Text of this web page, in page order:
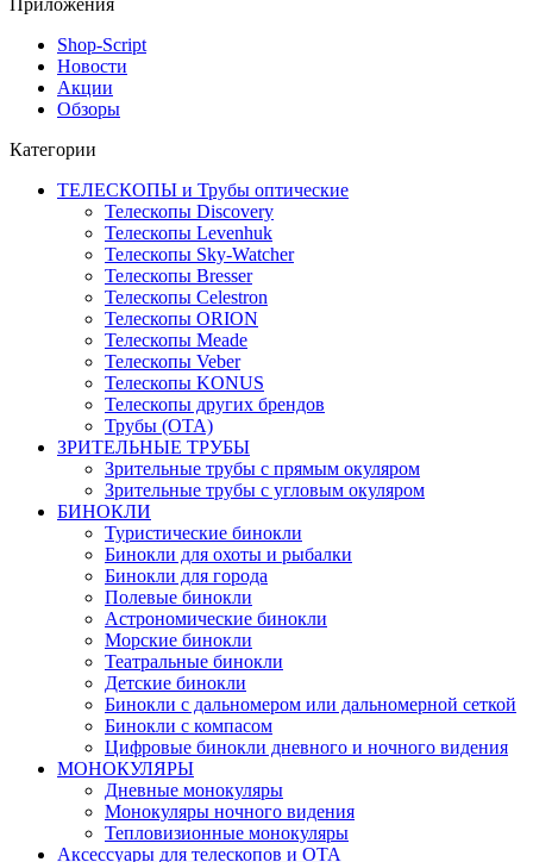
Приложения
Shop-Script
Новости
Акции
Обзоры
Категории
ТЕЛЕСКОПЫ и Трубы оптические
Телескопы Discovery
Телескопы Levenhuk
Телескопы Sky-Watcher
Телескопы Bresser
Телескопы Celestron
Телескопы ORION
Телескопы Meade
Телескопы Veber
Телескопы KONUS
Телескопы других брендов
Трубы (ОТА)
ЗРИТЕЛЬНЫЕ ТРУБЫ
Зрительные трубы с прямым окуляром
Зрительные трубы с угловым окуляром
БИНОКЛИ
Туристические бинокли
Бинокли для охоты и рыбалки
Бинокли для города
Полевые бинокли
Астрономические бинокли
Морские бинокли
Театральные бинокли
Детские бинокли
Бинокли с дальномером или дальномерной сеткой
Бинокли с компасом
Цифровые бинокли дневного и ночного видения
МОНОКУЛЯРЫ
Дневные монокуляры
Монокуляры ночного видения
Тепловизионные монокуляры
Аксессуары для телескопов и ОТА